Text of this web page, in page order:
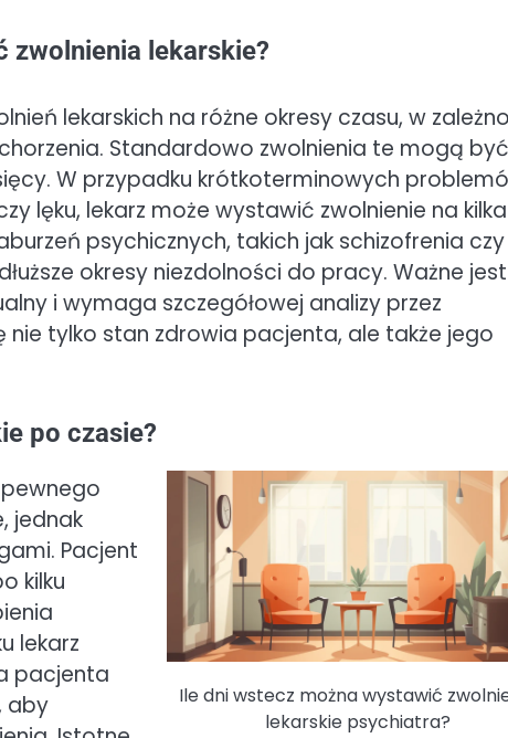
zwolnienia lekarskie?
lekarskich na różne okresy czasu, w
Standardowo zwolnienia te mogą być
W przypadku krótkoterminowych
lęku, lekarz może wystawić zwolnienie na
psychicznych, takich jak schizofrenia czy
okresy niezdolności do pracy. Ważne jest
i wymaga szczegółowej analizy przez
tylko stan zdrowia pacjenta, ale także jego
po czasie?
Ile dni wstecz można wystawić
lekarskie psychiatra?
pewnego
jednak
Pacjent
kilku
lekarz
pacjenta
aby